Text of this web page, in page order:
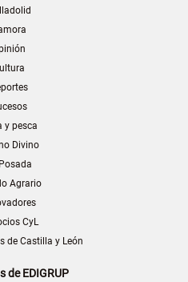
y pesca
Divino
Agrario
CyL
de Castilla y León
de EDIGRUP